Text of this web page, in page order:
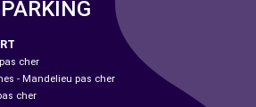
cher
- Mandelieu pas cher
cher